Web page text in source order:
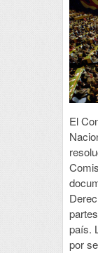
El
país.
por